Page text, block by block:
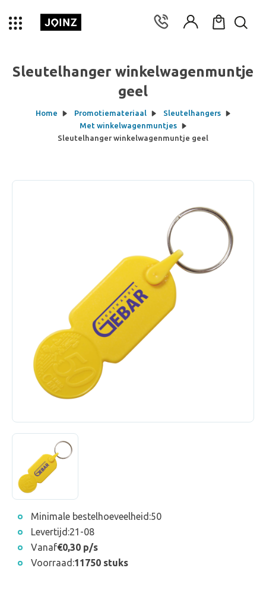
Sleutelhanger winkelwagenmuntje
geel
Home Promotiemateriaal
Sleutelhangers
Met winkelwagenmuntjes
Sleutelhanger winkelwagenmuntje geel
Minimale bestelhoeveelheid:50
Levertijd:21-08
Vanaf€0,30 p/s
Voorraad:11750 stuks